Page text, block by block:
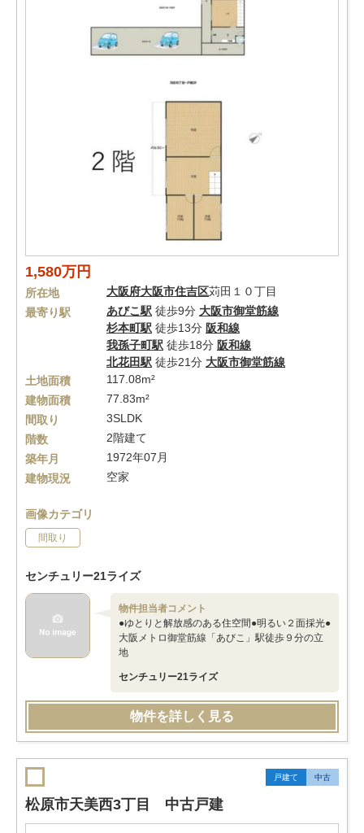
1,580万円
所在地 大阪府大阪市住吉区苅田１０丁目
最寄り駅
あびこ駅 徒歩9分 大阪市御堂筋線
杉本町駅 徒歩13分 阪和線
我孫子町駅 徒歩18分 阪和線
北花田駅 徒歩21分 大阪市御堂筋線
土地面積
117.08m²
建物面積
77.83m²
間取り
3SLDK
階数
2階建て
築年月
1972年07月
建物現況
空家
画像カテゴリ
間取り
センチュリー21ライズ
物件担当者コメント
●ゆとりと解放感のある住空間●明るい２面採光●
大阪メトロ御堂筋線「あびこ」駅徒歩９分の立
地
センチュリー21ライズ
物件を詳しく見る
戸建て 中古
松原市天美西3丁目 中古戸建